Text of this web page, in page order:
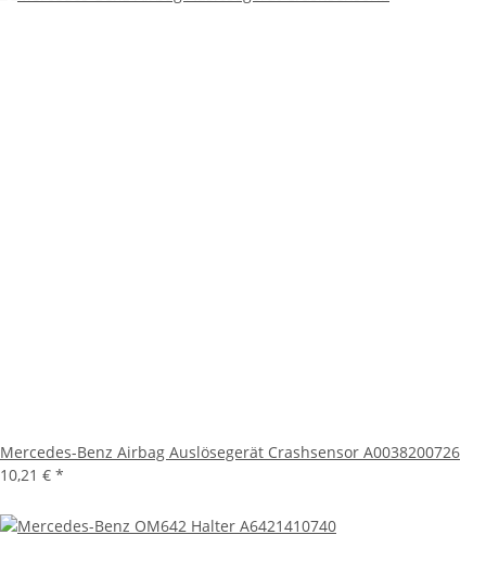
Mercedes-Benz Airbag Auslösegerät Crashsensor A0038200726
10,21 € *